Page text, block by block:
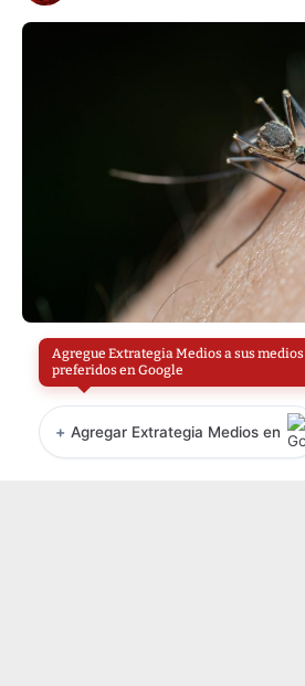
Agregue Extrategia Medios a sus medios
preferidos en Google
+ Agregar Extrategia Medios en